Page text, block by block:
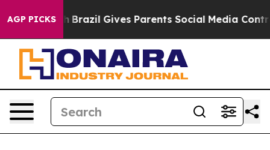
AGP PICKS
Brazil Gives Parents Social Media Controls for